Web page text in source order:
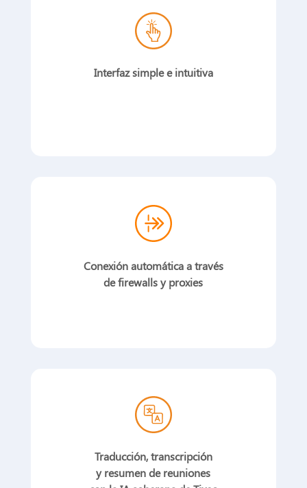
Interfaz simple e intuitiva
Conexión automática a través
de firewalls y proxies
Traducción, transcripción
y resumen de reuniones